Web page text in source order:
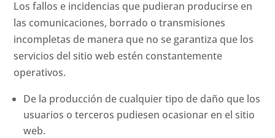
Los fallos e incidencias que pudieran producirse en
las comunicaciones, borrado o transmisiones
incompletas de manera que no se garantiza que los
servicios del sitio web estén constantemente
operativos.
De la producción de cualquier tipo de daño que los
usuarios o terceros pudiesen ocasionar en el sitio
web.